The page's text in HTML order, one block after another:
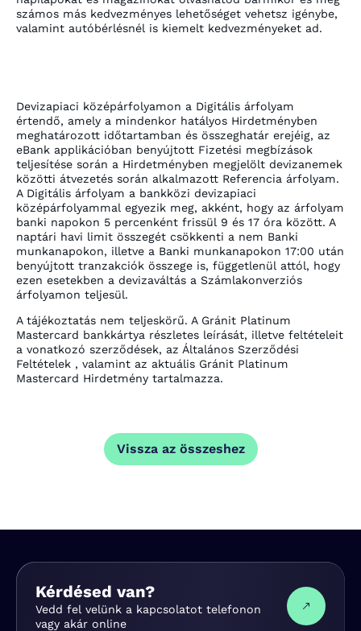
számos más kedvezményes lehetőséget vehetsz igénybe,
valamint autóbérlésnél is kiemelt kedvezményeket ad.
Devizapiaci középárfolyamon a Digitális árfolyam
értendő, amely a mindenkor hatályos Hirdetményben
meghatározott időtartamban és összeghatár erejéig, az
eBank applikációban benyújtott Fizetési megbízások
teljesítése során a Hirdetményben megjelölt devizanemek
közötti átvezetés során alkalmazott Referencia árfolyam.
A Digitális árfolyam a bankközi devizapiaci
középárfolyammal egyezik meg, akként, hogy az árfolyam
banki napokon 5 percenként frissül 9 és 17 óra között. A
naptári havi limit összegét csökkenti a nem Banki
munkanapokon, illetve a Banki munkanapokon 17:00 után
benyújtott tranzakciók összege is, függetlenül attól, hogy
ezen esetekben a devizaváltás a Számlakonverziós
árfolyamon teljesül.
A tájékoztatás nem teljeskörű. A Gránit Platinum
Mastercard bankkártya részletes leírását, illetve feltételeit
a vonatkozó szerződések, az Általános Szerződési
Feltételek , valamint az aktuális Gránit Platinum
Mastercard Hirdetmény tartalmazza.
Vissza az összeshez
Kérdésed van?
Vedd fel velünk a kapcsolatot telefonon
vagy akár online